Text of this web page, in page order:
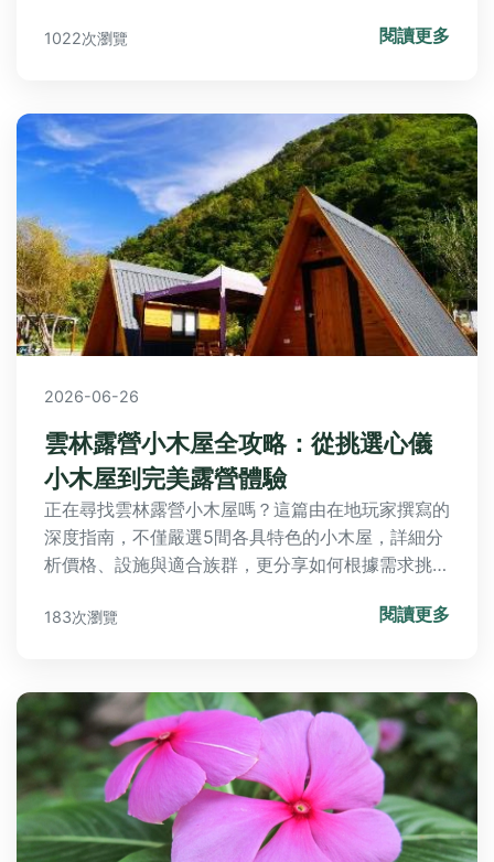
照顧燈籠花。
1022次瀏覽 閱讀更多
2026-06-26
雲林露營小木屋全攻略：從挑選心儀
小木屋到完美露營體驗
正在尋找雲林露營小木屋嗎？這篇由在地玩家撰寫的
深度指南，不僅嚴選5間各具特色的小木屋，詳細分
析價格、設施與適合族群，更分享如何根據需求挑
趟完美的雲林露營小木屋之旅。
183次瀏覽 閱讀更多